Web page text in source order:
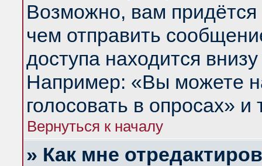
Возможно, вам придётся
чем отправить
доступа находится
Например: «Вы можете
голосовать в опросах» и
Вернуться к началу
» Как мне